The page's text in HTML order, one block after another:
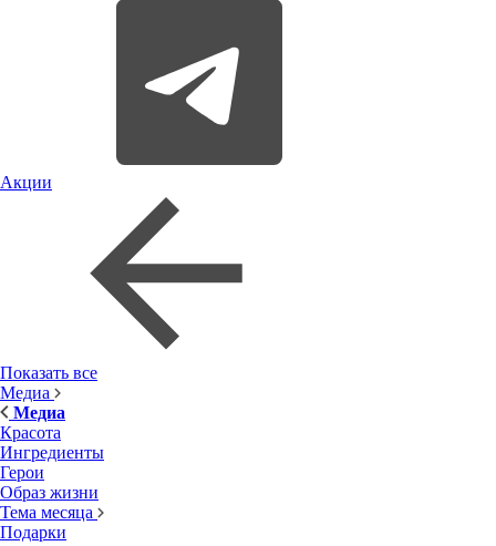
Акции
Показать все
Медиа
Медиа
Красота
Ингредиенты
Герои
Образ жизни
Тема месяца
Подарки